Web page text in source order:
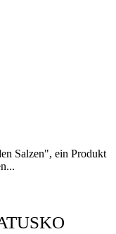
Salzen", ein Produkt